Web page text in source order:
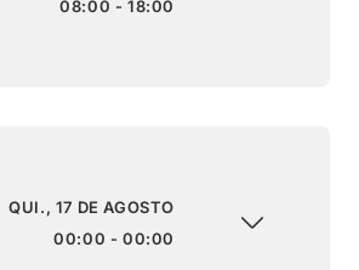
08:00 - 18:00
QUI., 17 DE AGOSTO
00:00 - 00:00